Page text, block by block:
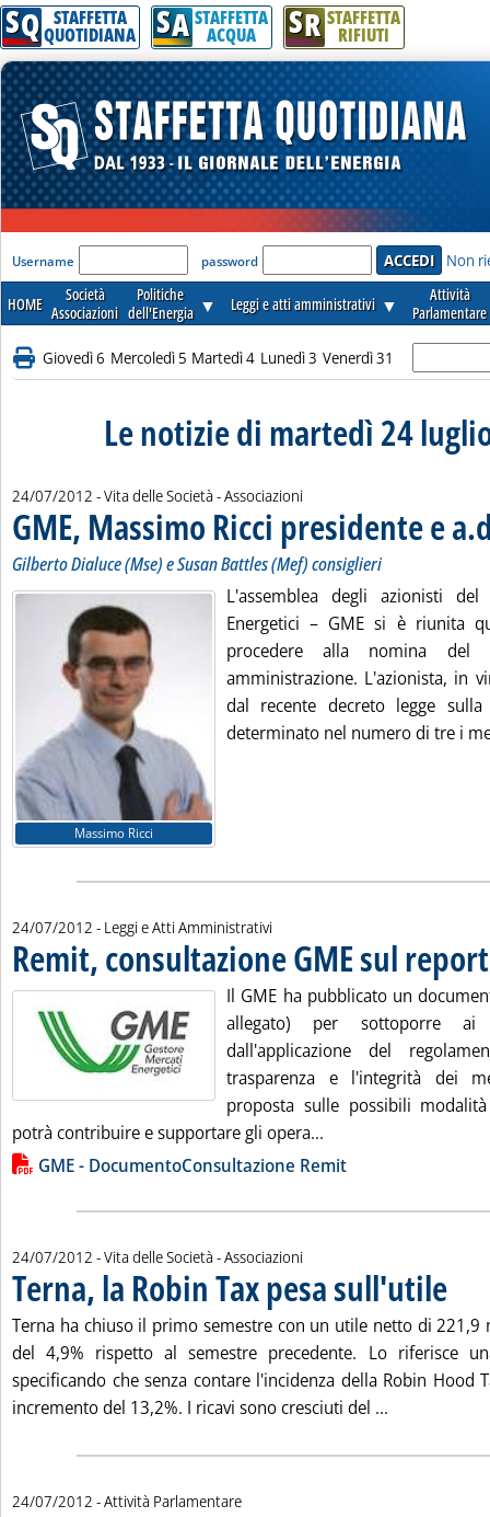
SQ STAFFETTA
QUOTIDIANA SA STAFFETTA
ACQUA SR STAFFETTA
RIFIUTI
'Modulo Login per accedere'
Username password Non
HOME
Società
Associazioni
Politiche
dell'Energia ▼ Leggi e atti amministrativi ▼
Attività
Parlamentare
Giovedì 6 Mercoledì 5 Martedì 4 Lunedì 3 Venerdì 31
Le notizie di martedì 24
24/07/2012 - Vita delle Società - Associazioni
GME, Massimo Ricci presidente e
Gilberto Dialuce (Mse) e Susan Battles (Mef) consiglieri
Massimo Ricci
L'assemblea degli azionisti
Energetici – GME si è riunita
procedere alla nomina del
amministrazione. L'azionista, in
dal recente decreto legge
determinato nel numero di tre i
24/07/2012 - Leggi e Atti Amministrativi
Remit, consultazione GME sul
Il GME ha pubblicato un
allegato) per sottoporre ai
dall'applicazione del
trasparenza e l'integrità dei
proposta sulle possibili
potrà contribuire e supportare gli opera...
Lista allegati PDF alla notizia
GME - DocumentoConsultazione Remit
24/07/2012 - Vita delle Società - Associazioni
Terna, la Robin Tax pesa sull'utile
Terna ha chiuso il primo semestre con un utile netto di
del 4,9% rispetto al semestre precedente. Lo riferisce
specificando che senza contare l'incidenza della Robin Hood
incremento del 13,2%. I ricavi sono cresciuti del ...
24/07/2012 - Attività Parlamentare